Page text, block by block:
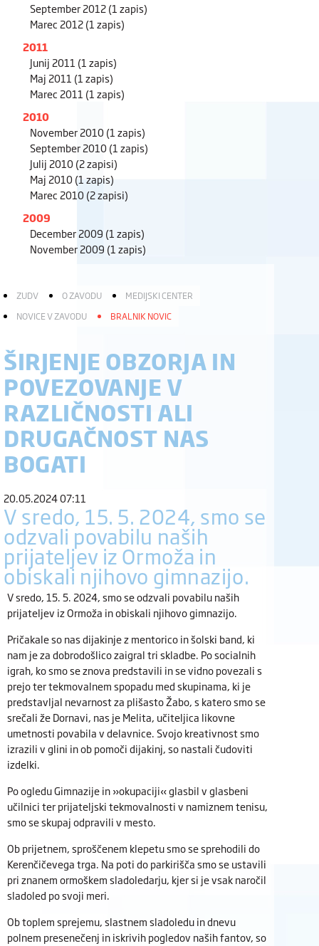
September 2012(1 zapis)
Marec 2012(1 zapis)
2011
Junij 2011 (1 zapis)
Maj 2011 (1 zapis)
Marec 2011 (1 zapis)
2010
November 2010(1 zapis)
September 2010(1 zapis)
Julij 2010(2 zapisi)
Maj 2010(1 zapis)
Marec 2010(2 zapisi)
2009
December 2009 (1 zapis)
November 2009 (1 zapis)
ZUDV O ZAVODU
MEDIJSKI CENTER
NOVICE V ZAVODU
BRALNIK NOVIC
ŠIRJENJE OBZORJA IN
POVEZOVANJE V
RAZLIČNOSTI ALI
DRUGAČNOST NAS
BOGATI
20.05.2024 07:11
V sredo, 15. 5. 2024, smo se
odzvali povabilu naših
prijateljev iz Ormoža in
obiskali njihovo gimnazijo.
V sredo, 15. 5. 2024, smo se odzvali povabilu naših
prijateljev iz Ormoža in obiskali njihovo gimnazijo.
Pričakale so nas dijakinje z mentorico in šolski band, ki
nam je za dobrodošlico zaigral tri skladbe. Po socialnih
igrah, ko smo se znova predstavili in se vidno povezali s
prejo ter tekmovalnem spopadu med skupinama, ki je
predstavljal nevarnost za plišasto Žabo, s katero smo se
srečali že Dornavi, nas je Melita, učiteljica likovne
umetnosti povabila v delavnice. Svojo kreativnost smo
izrazili v glini in ob pomoči dijakinj, so nastali čudoviti
izdelki.
Po ogledu Gimnazije in »okupaciji« glasbil v glasbeni
učilnici ter prijateljski tekmovalnosti v namiznem tenisu,
smo se skupaj odpravili v mesto.
Ob prijetnem, sproščenem klepetu smo se sprehodili do
Kerenčičevega trga. Na poti do parkirišča smo se ustavili
pri znanem ormoškem sladoledarju, kjer si je vsak naročil
sladoled po svoji meri.
Ob toplem sprejemu, slastnem sladoledu in dnevu
polnem presenečenj in iskrivih pogledov naših fantov, so